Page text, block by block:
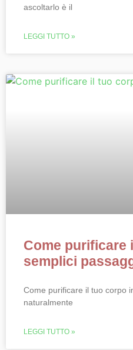
ascoltarlo è il
LEGGI TUTTO »
Come purificare
semplici
Come purificare il tuo corpo
naturalmente
LEGGI TUTTO »